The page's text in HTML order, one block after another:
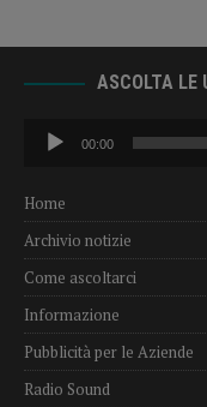
ASCOLTA LE
Audio
Player
00:00
Home
Archivio notizie
Come ascoltarci
Informazione
Pubblicità per le Aziende
Radio Sound